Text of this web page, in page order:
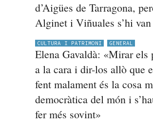
d’Aigües de Tarragona,
Alginet i Viñuales s’hi van
CULTURA I PATRIMONI GENERAL
Elena Gavaldà: «Mirar els
a la cara i dir-los allò que
fent malament és la cosa
democràtica del món i
fer més sovint»